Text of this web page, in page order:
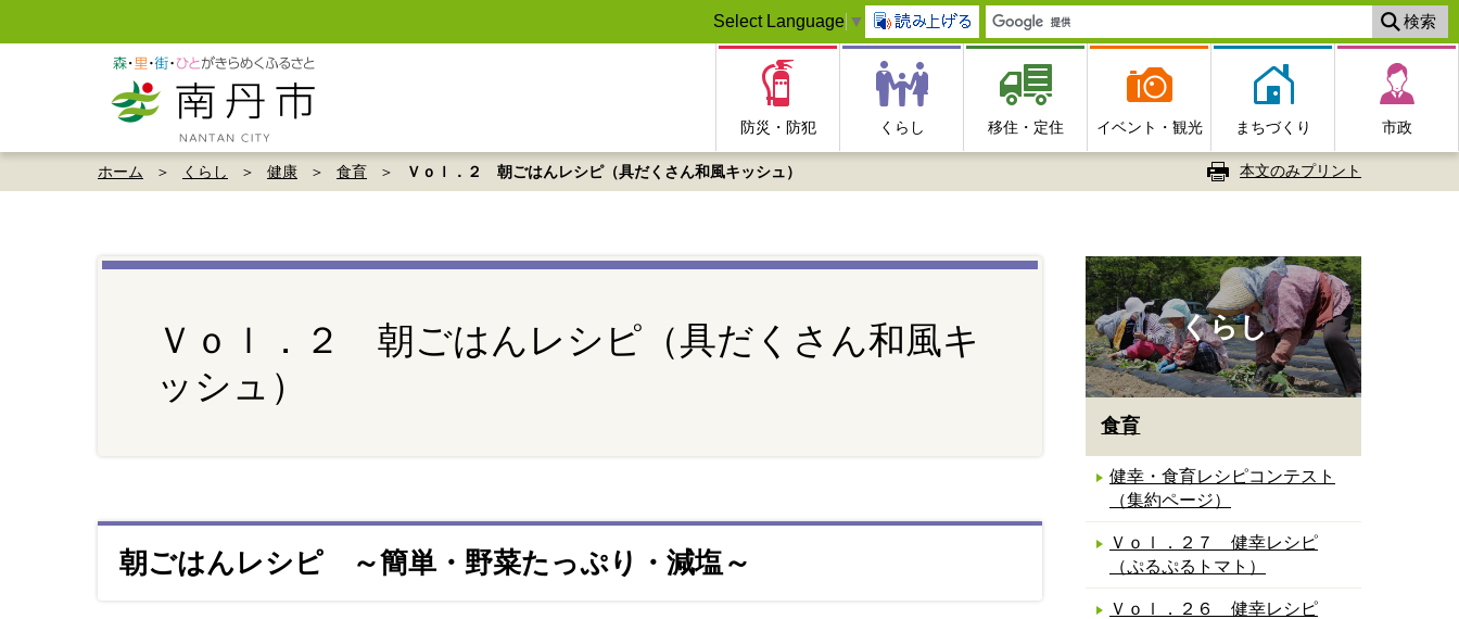
Select Language ▼
防災・防犯 くらし 移住・定住 イベント・観光 まちづくり 市政
ホーム くらし 健康 食育 Ｖｏｌ．２ 朝ごはんレシピ（具だくさん和風キッシュ） 本文のみプリント
くらし
食育
健幸・食育レシピコンテスト
（集約ページ）
Ｖｏｌ．２７ 健幸レシピ
（ぷるぷるトマト）
Ｖｏｌ．２６ 健幸レシピ
Ｖｏｌ．２ 朝ごはんレシピ（具だくさん和風キ
ッシュ）
朝ごはんレシピ ～簡単・野菜たっぷり・減塩～